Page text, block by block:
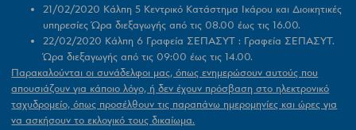
21/02/2020 Κάλπη 5 Κεντρικό Κατάστημα Ικάρου και Διοικητικές
υπηρεσίεςΏρα διεξαγωγής από τις 08.00 έως τις 16.00.
22/02/2020 Κάλπη 6 Γραφεία ΣΕΠΑΣΥΤ : Γραφεία ΣΕΠΑΣΥΤ.
Ώρα διεξαγωγής από τις 09:00 έως τις 14.00.
Παρακαλούνται οι συνάδελφοι μας, όπως ενημερώσουν αυτούς που
απουσιάζουν για κάποιο λόγο, ή δεν έχουν πρόσβαση στο ηλεκτρονικό
ταχυδρομείο, όπως προσέλθουν τις παραπάνω ημερομηνίες και ώρες για
να ασκήσουν το εκλογικό τους δικαίωμα.